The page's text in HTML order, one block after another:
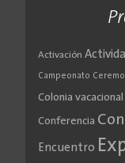
Activación
Campeonato
Colonia vacacional
Conferencia
Encuentro